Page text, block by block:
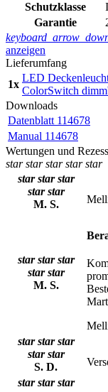
Schutzklasse
Garantie
anzeigen
Lieferumfang
1x
LED
ColorSwitch
Downloads
Datenblatt 114678
Manual 114678
Wertungen und
star star star star star
star star star
star star
M. S.
star star star
star star
M. S.
star star star
star star
S. D.
star star star